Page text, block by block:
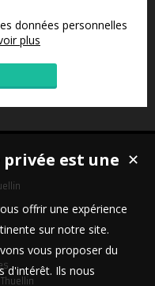
données personnelles
plus
✕
est une
offrir une expérience
sur notre site.
vous proposer du
d'intérêt. Ils nous